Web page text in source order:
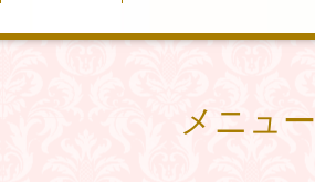
メニュー